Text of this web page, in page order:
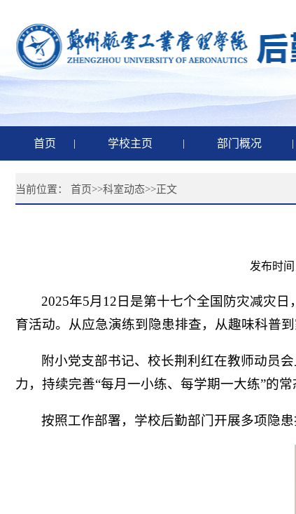
首页 | 学校主页 | 部门概况 |
当前位置： 首页>>科室动态>>正文
发布时
2025年5月12日是第十七个全国防灾减灾
育活动。从应急演练到隐患排查，从趣味科普
附小党支部书记、校长荆利红在教师动员
力，持续完善“每月一小练、每学期一大练”的
按照工作部署，学校后勤部门开展多项隐